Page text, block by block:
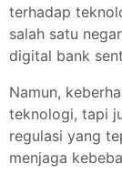
terhadap
salah satu
digital bank
Namun,
teknologi, tapi
regulasi yang
menjaga